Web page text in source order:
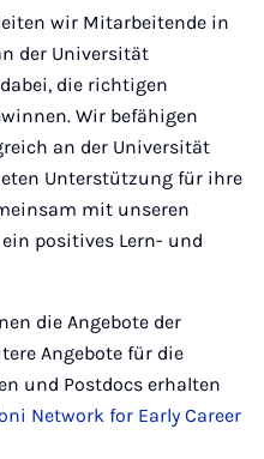
wir Mitarbeitende in
der Universität
die richtigen
Wir befähigen
an der Universität
Unterstützung für ihre
mit unseren
positives Lern- und
die Angebote der
Angebote für die
und Postdocs erhalten
Network for Early Career